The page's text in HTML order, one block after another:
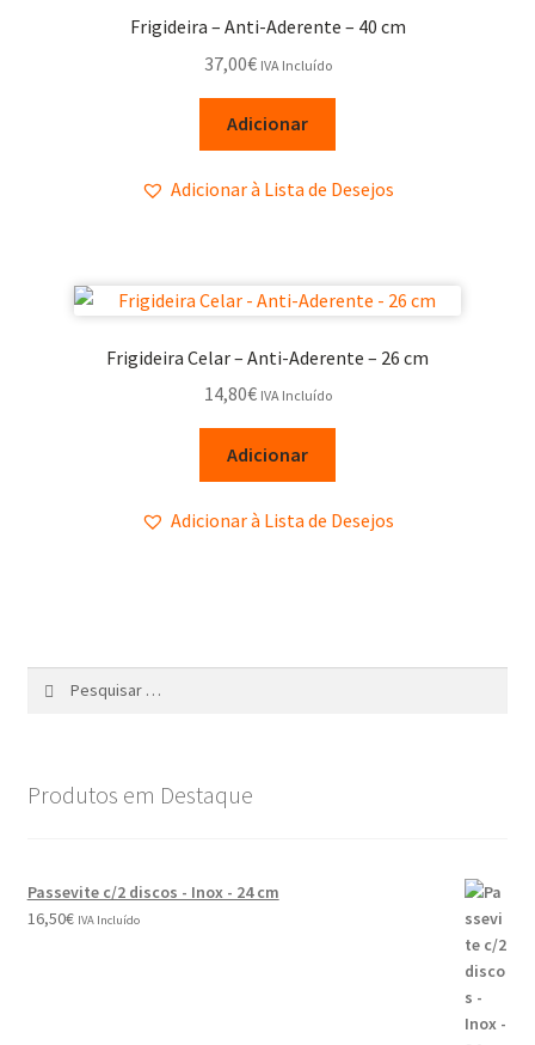
Frigideira – Anti-Aderente – 40 cm
37,00€ IVA Incluído
Adicionar
Adicionar à Lista de Desejos
Frigideira Celar – Anti-Aderente – 26 cm
14,80€ IVA Incluído
Adicionar
Adicionar à Lista de Desejos
Produtos em Destaque
Passevite c/2 discos - Inox - 24 cm
16,50€ IVA Incluído